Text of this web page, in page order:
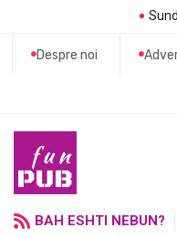
Despre noi
BAH ESHTI NEBUN?